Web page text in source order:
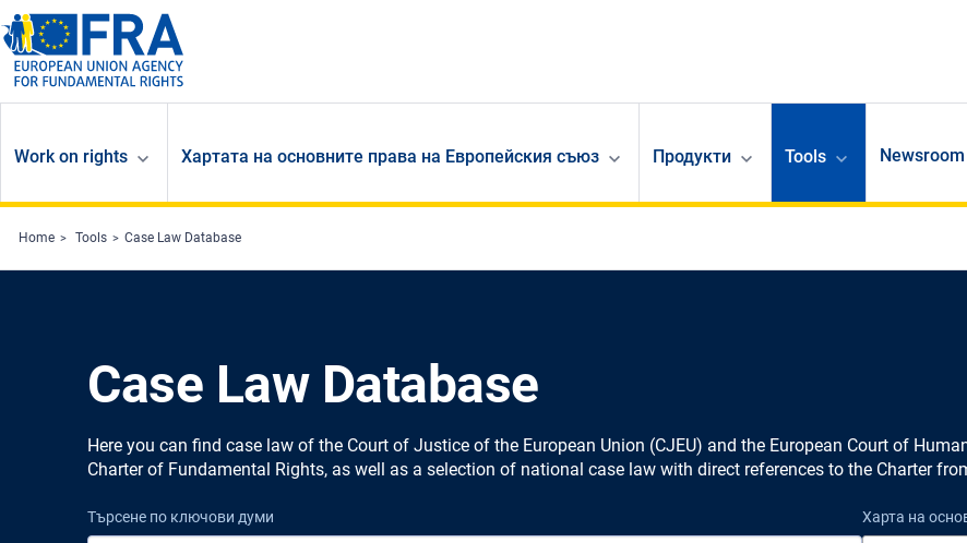
Skip to main content
Work on rights Хартата на основните права на Европейския съюз Продукти Tools Newsroom
Home Tools Case Law Database
Case Law Database
Here you can find case law of the Court of Justice of the European Union (CJEU) and the European Court of
Charter of Fundamental Rights, as well as a selection of national case law with direct references to the Charter
Търсене по ключови думи Харта на